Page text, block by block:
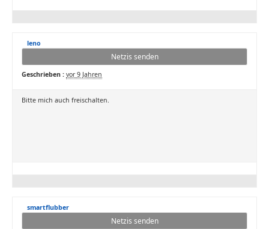
leno
Netzis senden
Geschrieben : vor 9 Jahren
Bitte mich auch freischalten.
smartflubber
Netzis senden